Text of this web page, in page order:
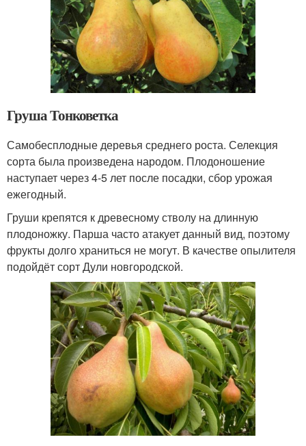
Груша Тонковетка
Самобесплодные деревья среднего роста. Селекция
сорта была произведена народом. Плодоношение
наступает через 4-5 лет после посадки, сбор урожая
ежегодный.
Груши крепятся к древесному стволу на длинную
плодоножку. Парша часто атакует данный вид, поэтому
фрукты долго храниться не могут. В качестве опылителя
подойдёт сорт Дули новгородской.